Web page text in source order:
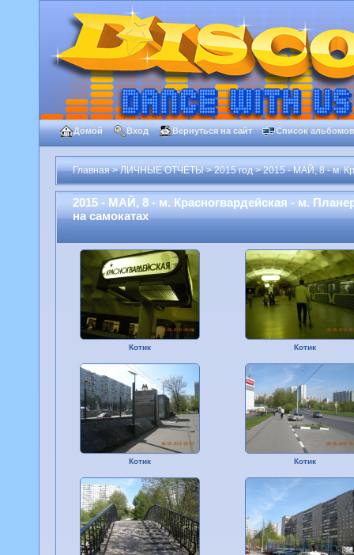
Домой Вход Вернуться на сайт Список альбомов
Главная>ЛИЧНЫЕ ОТЧЁТЫ>2015 год>2015 - МАЙ, 8 - м.
2015 - МАЙ, 8 - м. Красногвардейская - м.
на самокатах
Котик Котик
Котик Котик